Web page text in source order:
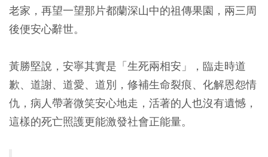
老家，再望一望那片都蘭深山中的祖傳果園，兩三周
後便安心辭世。
黃勝堅說，安寧其實是「生死兩相安」，臨走時道
歉、道謝、道愛、道別，修補生命裂痕、化解恩怨情
仇，病人帶著微笑安心地走，活著的人也沒有遺憾，
這樣的死亡照護更能激發社會正能量。